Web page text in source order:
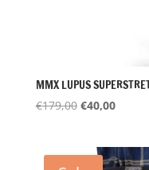
MMX LUPUS
€179,00
€179,00.
€40,00Huidige